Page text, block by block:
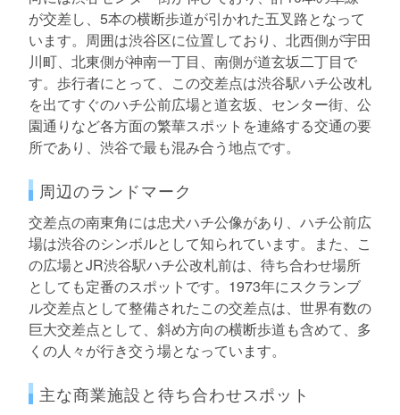
が交差し、5本の横断歩道が引かれた五叉路となって
います。周囲は渋谷区に位置しており、北西側が宇田
川町、北東側が神南一丁目、南側が道玄坂二丁目で
す。歩行者にとって、この交差点は渋谷駅ハチ公改札
を出てすぐのハチ公前広場と道玄坂、センター街、公
園通りなど各方面の繁華スポットを連絡する交通の要
所であり、渋谷で最も混み合う地点です。
周辺のランドマーク
交差点の南東角には忠犬ハチ公像があり、ハチ公前広
場は渋谷のシンボルとして知られています。また、こ
の広場とJR渋谷駅ハチ公改札前は、待ち合わせ場所
としても定番のスポットです。1973年にスクランブ
ル交差点として整備されたこの交差点は、世界有数の
巨大交差点として、斜め方向の横断歩道も含めて、多
くの人々が行き交う場となっています。
主な商業施設と待ち合わせスポット